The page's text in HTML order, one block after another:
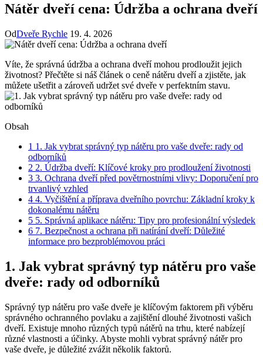
Nátěr dveří cena: Údržba a ochrana dveří
OdDveře Rychle 19. 4. 2026
Víte, že správná údržba a ochrana dveří mohou prodloužit jejich
životnost? Přečtěte si náš článek o ceně nátěru dveří a zjistěte, jak
můžete ušetřit a zároveň udržet své dveře v perfektním stavu.
Obsah
1 1. Jak vybrat správný typ nátěru pro vaše dveře: rady od
odborníků
2 2. Údržba dveří: Klíčové kroky pro prodloužení životnosti
3 3. Ochrana dveří před povětrnostními vlivy: Doporučení pro
trvanlivý vzhled
4 4. Vyčištění a příprava dveřního povrchu: Základní kroky k
dokonalému nátěru
5 5. Správná aplikace nátěru: Tipy pro profesionální výsledek
6 7. Bezpečnost a ochrana při natírání dveří: Důležité
informace pro bezproblémovou práci
1. Jak vybrat správný typ nátěru pro vaše
dveře: rady od odborníků
Správný typ nátěru pro vaše dveře je klíčovým faktorem při výběru
správného ochranného povlaku a zajištění dlouhé životnosti vašich
dveří. Existuje mnoho různých typů nátěrů na trhu, které nabízejí
různé vlastnosti a účinky. Abyste mohli vybrat správný nátěr pro
vaše dveře, je důležité zvážit několik faktorů.